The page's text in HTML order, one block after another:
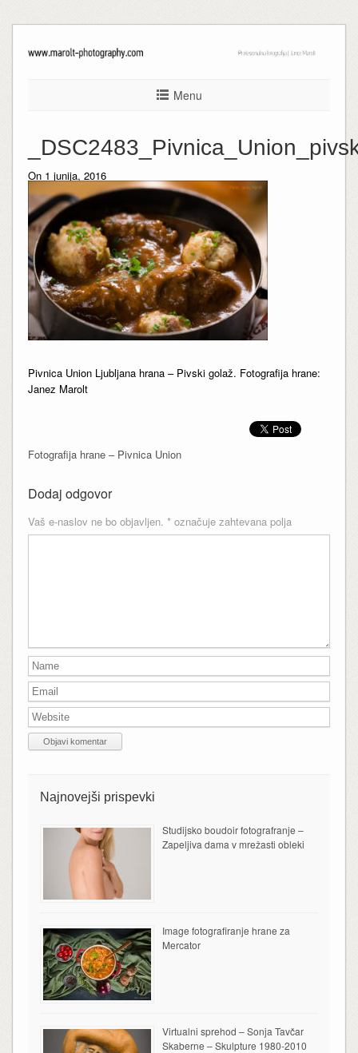
Menu
On 1 junija, 2016
Pivnica Union Ljubljana hrana – Pivski golaž. Fotografija hrane:
Janez Marolt
Fotografija hrane – Pivnica Union
Dodaj odgovor
Vaš e-naslov ne bo objavljen. *označuje zahtevana polja
Najnovejši prispevki
Studijsko boudoir fotografranje –
Zapeljiva dama v mrežasti obleki
Image fotografiranje hrane za
Mercator
Virtualni sprehod – Sonja Tavčar
Skaberne – Skulpture 1980-2010